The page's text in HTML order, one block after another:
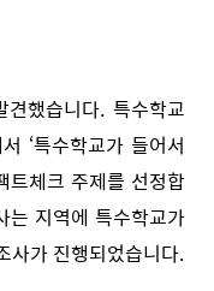
했습니다. 특수학교
‘특수학교가 들어서
트체크 주제를 선정합
는 지역에 특수학교가
사가 진행되었습니다.